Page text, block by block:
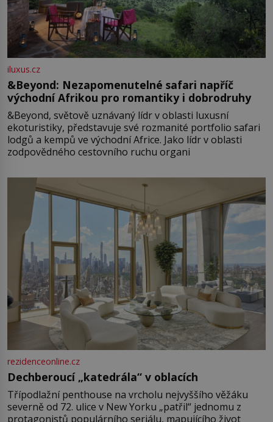
iluxus.cz
&Beyond: Nezapomenutelné safari napříč
východní Afrikou pro romantiky i dobrodruhy
&Beyond, světově uznávaný lídr v oblasti luxusní
ekoturistiky, představuje své rozmanité portfolio safari
lodgů a kempů ve východní Africe. Jako lídr v oblasti
zodpovědného cestovního ruchu organi
rezidenceonline.cz
Dechberoucí „katedrála“ v oblacích
Třípodlažní penthouse na vrcholu nejvyššího věžáku
severně od 72. ulice v New Yorku „patřil“ jednomu z
protagonistů populárního seriálu, mapujícího život